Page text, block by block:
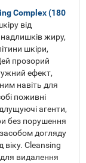
Complex (180
від
жиру,
шкіри,
прозорий
ефект,
навіть для
поживні
агенти,
без порушення
засобом догляду
віку. Cleansing
видалення